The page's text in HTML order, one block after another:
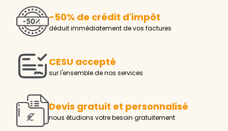
-50% de crédit d'impôt
déduit immédiatement de vos factures
CESU accepté
sur l'ensemble de nos services
Devis gratuit et personnalisé
nous étudions votre besoin gratuitement